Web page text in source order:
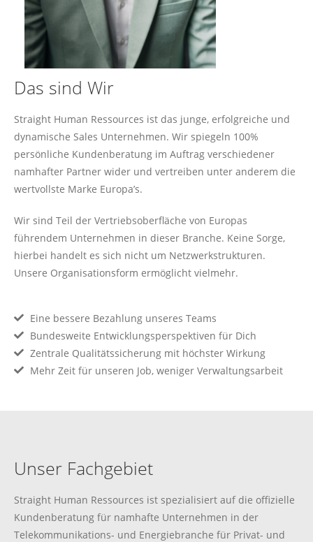
Das sind Wir
Straight Human Ressources ist das junge, erfolgreiche und
dynamische Sales Unternehmen. Wir spiegeln 100%
persönliche Kundenberatung im Auftrag verschiedener
namhafter Partner wider und vertreiben unter anderem die
wertvollste Marke Europa’s.
Wir sind Teil der Vertriebsoberfläche von Europas
führendem Unternehmen in dieser Branche. Keine Sorge,
hierbei handelt es sich nicht um Netzwerkstrukturen.
Unsere Organisationsform ermöglicht vielmehr.
Eine bessere Bezahlung unseres Teams
Bundesweite Entwicklungsperspektiven für Dich
Zentrale Qualitätssicherung mit höchster Wirkung
Mehr Zeit für unseren Job, weniger Verwaltungsarbeit
Unser Fachgebiet
Straight Human Ressources ist spezialisiert auf die offizielle
Kundenberatung für namhafte Unternehmen in der
Telekommunikations- und Energiebranche für Privat- und